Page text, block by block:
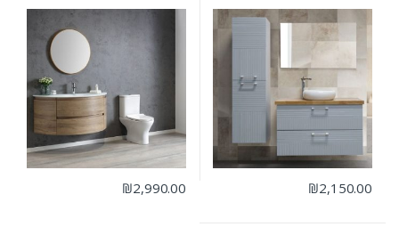
₪2,150.00
₪2,990.00